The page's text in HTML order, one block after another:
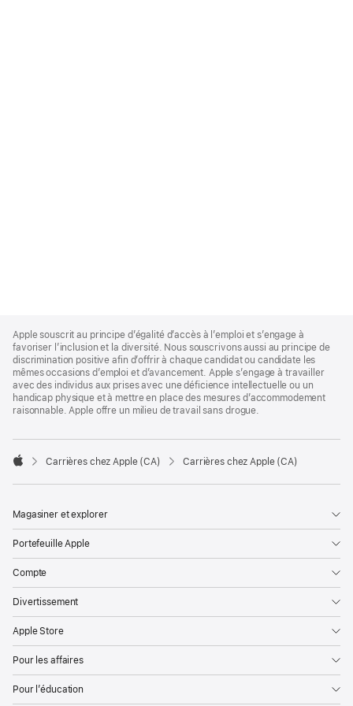
Footer
Apple souscrit au principe d’égalité d’accès à l’emploi et s’engage à
favoriser l’inclusion et la diversité. Nous souscrivons aussi au principe de
discrimination positive afin d’offrir à chaque candidat ou candidate les
mêmes occasions d’emploi et d’avancement. Apple s’engage à travailler
avec des individus aux prises avec une déficience intellectuelle ou un
handicap physique et à mettre en place des mesures d’accommodement
raisonnable. Apple offre un milieu de travail sans drogue.

Carrières chez Apple (CA) Carrières chez Apple (CA)
Magasiner et explorer
Portefeuille Apple
Compte
Divertissement
Apple Store
Pour les affaires
Pour l’éducation